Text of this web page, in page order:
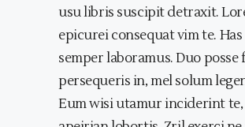
usu libris suscipit detraxit.
epicurei consequat vim te. Has
semper laboramus. Duo posse
persequeris in, mel solum
Eum wisi utamur inciderint te,